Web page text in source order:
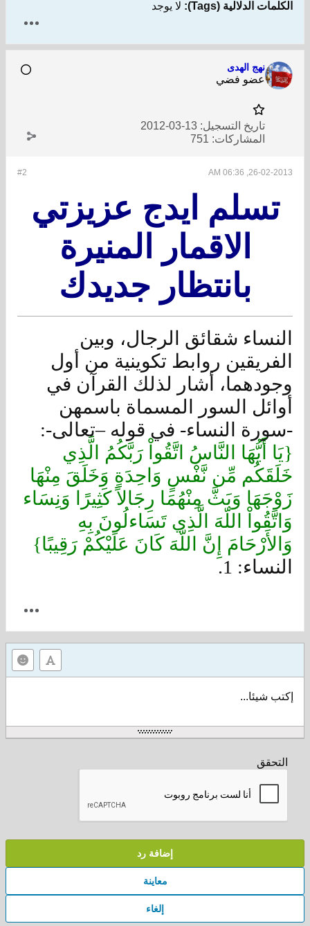
الكلمات الدلالية (Tags): لا يوجد
نهج الهدى
عضو فضي
تاريخ التسجيل: 13-03-2012
المشاركات: 751
#2 26-02-2013, 06:36 AM
تسلم ايدج عزيزتي
الاقمار المنيرة
بانتظار جديدك
النساء شقائق الرجال، وبين
الفريقين روابط تكوينية من أول
وجودهما، أشار لذلك القرآن في
أوائل السور المسماة باسمهن
-سورة النساء- في قوله –تعالى-:
{يَا أَيُّهَا النَّاسُ اتَّقُواْ رَبَّكُمُ الَّذِي
خَلَقَكُم مِّن نَّفْسٍ وَاحِدَةٍ وَخَلَقَ مِنْهَا
زَوْجَهَا وَبَثَّ مِنْهُمَا رِجَالاً كَثِيرًا وَنِسَاء
وَاتَّقُواْ اللّهَ الَّذِي تَسَاءلُونَ بِهِ
وَالأَرْحَامَ إِنَّ اللّهَ كَانَ عَلَيْكُمْ رَقِيبًا}
النساء: 1.
إكتب شيئا...
التحقق
إضافة رد
معاينة
إلغاء